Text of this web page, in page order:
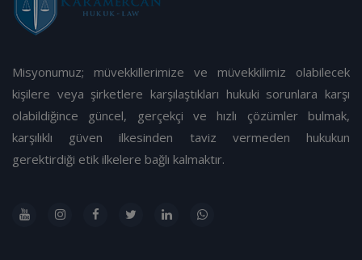
Misyonumuz; müvekkillerimize ve müvekkilimiz olabilecek
kişilere veya şirketlere karşılaştıkları hukuki sorunlara karşı
olabildiğince güncel, gerçekçi ve hızlı çözümler bulmak,
karşılıklı güven ilkesinden taviz vermeden hukukun
gerektirdiği etik ilkelere bağlı kalmaktır.